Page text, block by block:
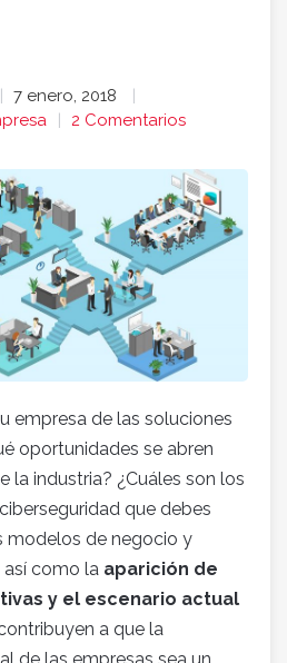
7 enero, 2018
2 Comentarios
empresa de las soluciones
oportunidades se abren
la industria? ¿Cuáles son los
que debes
modelos de negocio y
como la aparición de
y el escenario actual
a que la